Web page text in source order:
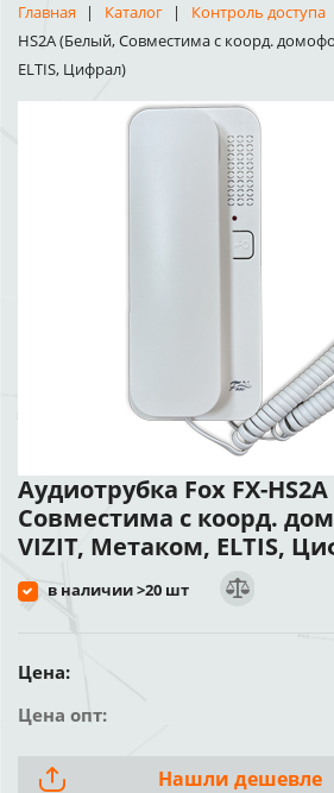
Главная Каталог Контроль доступа
HS2A (Белый, Совместима с коорд.
ELTIS, Цифрал)
Аудиотрубка Fox FX-
Совместима с коорд.
VIZIT, Метаком, ELTIS,
в наличии >20 шт
Цена:
Цена опт:
Нашли дешевле